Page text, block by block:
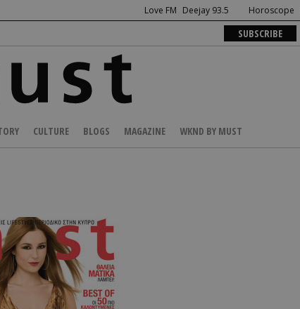
Love FM Deejay 93.5 Horoscope
SUBSCRIBE
CULTURE BLOGS MAGAZINE WKND BY MUST